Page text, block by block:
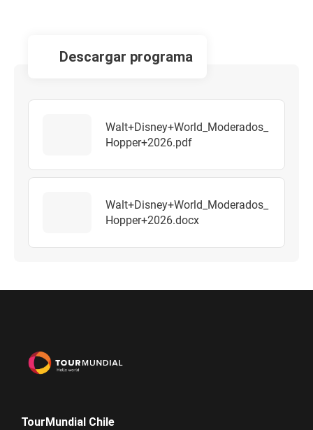
descargar programa
Walt+Disney+World_Moderados_
Hopper+2026.pdf
Walt+Disney+World_Moderados_
Hopper+2026.docx
TourMundial Chile